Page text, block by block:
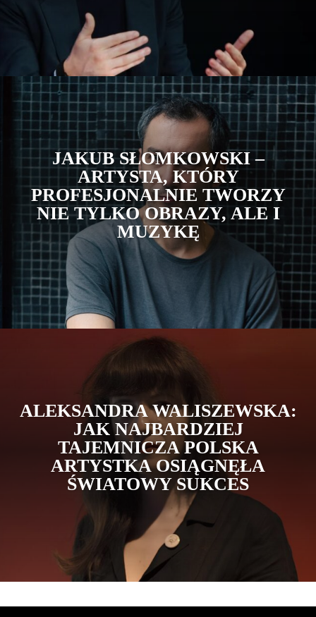
JAKUB SŁOMKOWSKI –
ARTYSTA, KTÓRY
PROFESJONALNIE TWORZY
NIE TYLKO OBRAZY, ALE I
MUZYKĘ
ALEKSANDRA WALISZEWSKA:
JAK NAJBARDZIEJ
TAJEMNICZA POLSKA
ARTYSTKA OSIĄGNĘŁA
ŚWIATOWY SUKCES